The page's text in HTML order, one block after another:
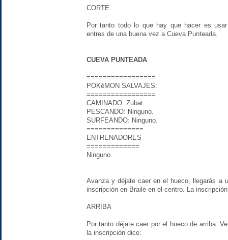
CORTE
Por tanto todo lo que hay que hacer es
entres de una buena vez a Cueva Punteada.
CUEVA PUNTEADA
=================
POKéMON SALVAJES:
=================
CAMINADO: Zubat.
PESCANDO: Ninguno.
SURFEANDO: Ninguno.
==============
ENTRENADORES
=============
Ninguno.
Avanza y déjate caer en el hueco, llegarás a
inscripción en Braile en el centro. La
ARRIBA
Por tanto déjate caer por el hueco de arriba.
la inscripción dice: